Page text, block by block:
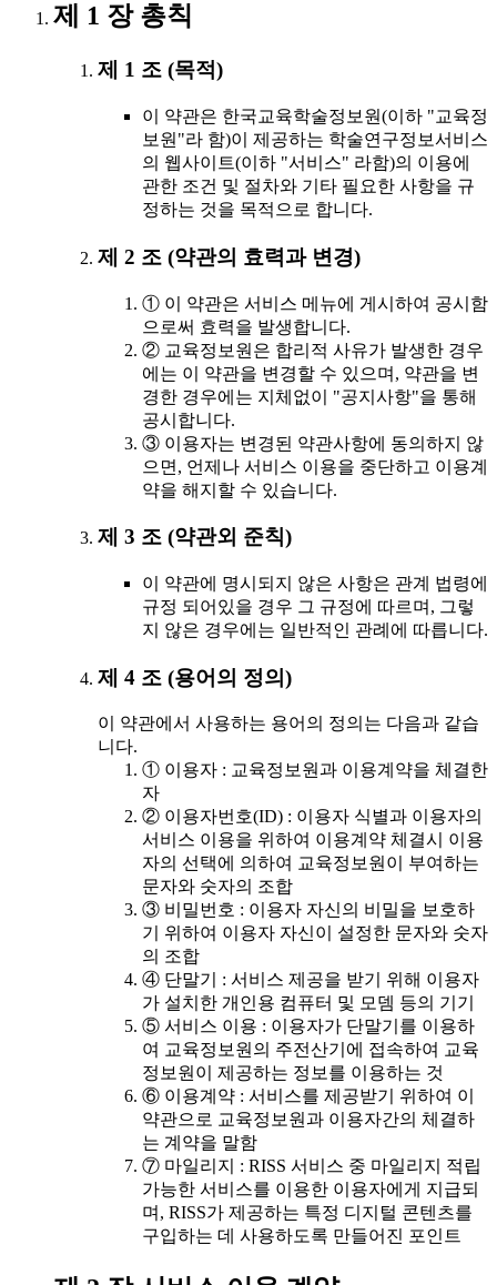
제 1 장 총칙
제 1 조 (목적)
이 약관은 한국교육학술정보원(이하 "교육정
보원"라 함)이 제공하는 학술연구정보서비스
의 웹사이트(이하 "서비스" 라함)의 이용에
관한 조건 및 절차와 기타 필요한 사항을 규
정하는 것을 목적으로 합니다.
제 2 조 (약관의 효력과 변경)
① 이 약관은 서비스 메뉴에 게시하여 공시함
으로써 효력을 발생합니다.
② 교육정보원은 합리적 사유가 발생한 경우
에는 이 약관을 변경할 수 있으며, 약관을 변
경한 경우에는 지체없이 "공지사항"을 통해
공시합니다.
③ 이용자는 변경된 약관사항에 동의하지 않
으면, 언제나 서비스 이용을 중단하고 이용계
약을 해지할 수 있습니다.
제 3 조 (약관외 준칙)
이 약관에 명시되지 않은 사항은 관계 법령에
규정 되어있을 경우 그 규정에 따르며, 그렇
지 않은 경우에는 일반적인 관례에 따릅니다.
제 4 조 (용어의 정의)
이 약관에서 사용하는 용어의 정의는 다음과 같습
니다.
① 이용자 : 교육정보원과 이용계약을 체결한
자
② 이용자번호(ID) : 이용자 식별과 이용자의
서비스 이용을 위하여 이용계약 체결시 이용
자의 선택에 의하여 교육정보원이 부여하는
문자와 숫자의 조합
③ 비밀번호 : 이용자 자신의 비밀을 보호하
기 위하여 이용자 자신이 설정한 문자와 숫자
의 조합
④ 단말기 : 서비스 제공을 받기 위해 이용자
가 설치한 개인용 컴퓨터 및 모뎀 등의 기기
⑤ 서비스 이용 : 이용자가 단말기를 이용하
여 교육정보원의 주전산기에 접속하여 교육
정보원이 제공하는 정보를 이용하는 것
⑥ 이용계약 : 서비스를 제공받기 위하여 이
약관으로 교육정보원과 이용자간의 체결하
는 계약을 말함
⑦ 마일리지 : RISS 서비스 중 마일리지 적립
가능한 서비스를 이용한 이용자에게 지급되
며, RISS가 제공하는 특정 디지털 콘텐츠를
구입하는 데 사용하도록 만들어진 포인트